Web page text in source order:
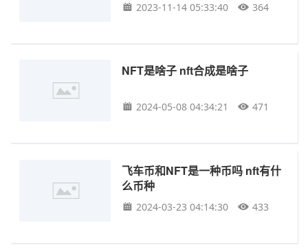
2023-11-14 05:33:40 364
NFT是啥子 nft合成是啥子
2024-05-08 04:34:21 471
飞车币和NFT是一种币吗 nft有什
么币种
2024-03-23 04:14:30 433